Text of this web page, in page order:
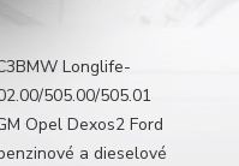
Longlife-
505.00/505.01
Opel Dexos2 Ford
a dieselové